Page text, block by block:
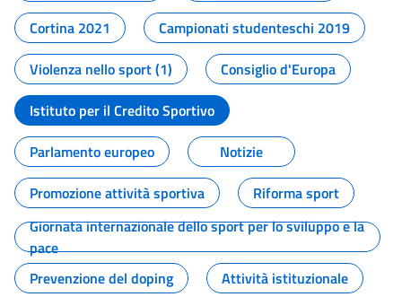
Cortina 2021
Campionati studenteschi 2019
Violenza nello sport (1)
Consiglio d'Europa
Istituto per il Credito Sportivo
Parlamento europeo
Notizie
Promozione attività sportiva
Riforma sport
Giornata internazionale dello sport per lo sviluppo e la
pace
Prevenzione del doping
Attività istituzionale